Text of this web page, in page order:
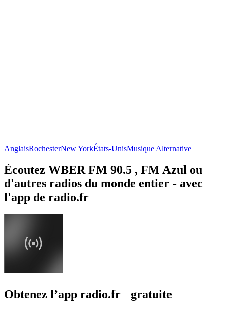
AnglaisRochesterNew YorkÉtats-UnisMusique Alternative
Écoutez WBER FM 90.5 , FM Azul ou
d'autres radios du monde entier - avec
l'app de radio.fr
Obtenez l’app radio.fr gratuite